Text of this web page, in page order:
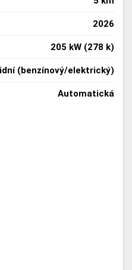
2026
205 kW (278 k)
(benzínový/elektrický)
Automatická